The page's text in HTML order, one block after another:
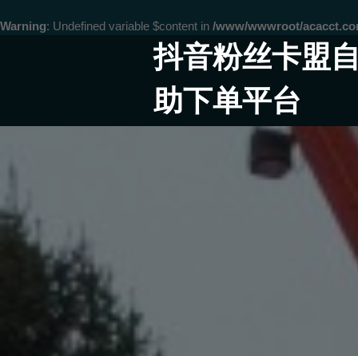
Warning: Undefined variable $content in /www/wwwroot/
抖音粉丝卡盟自
助下单平台